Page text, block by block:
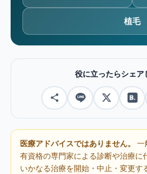
植毛
役に立ったらシェア
医療アドバイスではありません。
一
有資格の専門家による診断や治療に
いかなる治療を開始・中止・変更す